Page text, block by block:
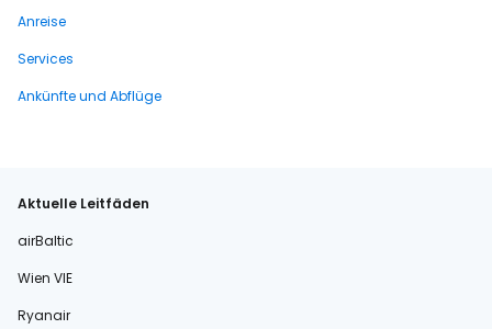
Anreise
Services
Ankünfte und Abflüge
Aktuelle Leitfäden
airBaltic
Wien VIE
Ryanair